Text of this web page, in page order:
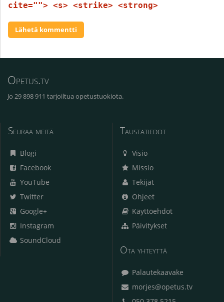
cite=""> <s> <strike> <strong>
Opetus.tv
Jo 29 898 911 tarjoiltua opetustuokiota.
Seuraa meitä
Blogi
Facebook
YouTube
Twitter
Google+
Instagram
SoundCloud
Taustatiedot
Visio
Missio
Tekijät
Ohjeet
Käyttöehdot
Päivitykset
Ota yhteyttä
Palautekaavake
morjes@opetus.tv